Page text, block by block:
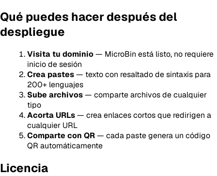
Qué puedes hacer después del
despliegue
Visita tu dominio— MicroBin está listo, no requiere
inicio de sesión
Crea pastes— texto con resaltado de sintaxis para
200+ lenguajes
Sube archivos— comparte archivos de cualquier
tipo
Acorta URLs— crea enlaces cortos que redirigen a
cualquier URL
Comparte con QR— cada paste genera un código
QR automáticamente
Licencia